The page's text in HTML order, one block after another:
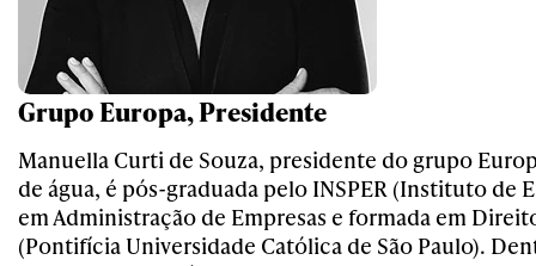
Grupo Europa, Presidente
Manuella Curti de Souza, presidente do grupo
de água, é pós-graduada pelo INSPER (Instituto de
em Administração de Empresas e formada em
(Pontifícia Universidade Católica de São Paulo).